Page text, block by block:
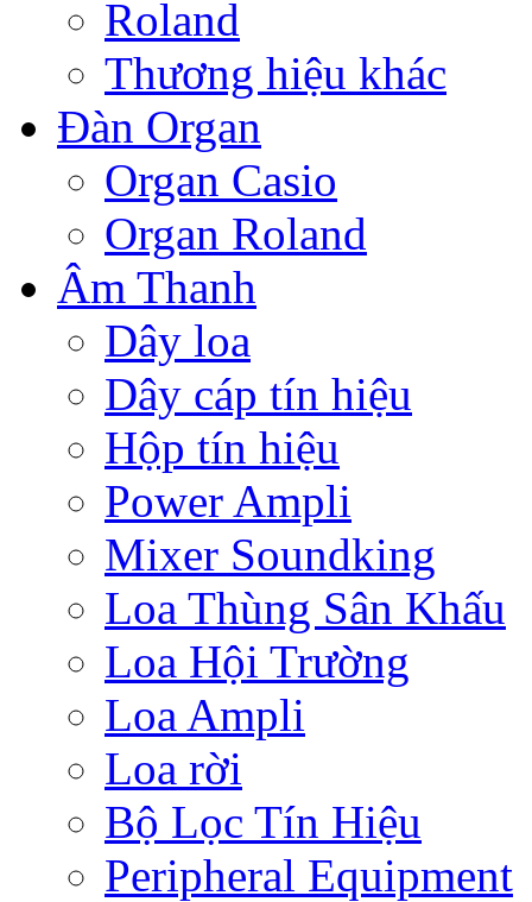
Roland
Thương hiệu khác
Đàn Organ
Organ Casio
Organ Roland
Âm Thanh
Dây loa
Dây cáp tín hiệu
Hộp tín hiệu
Power Ampli
Mixer Soundking
Loa Thùng Sân Khấu
Loa Hội Trường
Loa Ampli
Loa rời
Bộ Lọc Tín Hiệu
Peripheral Equipment